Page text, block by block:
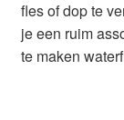
fles of dop te
je een ruim
te maken